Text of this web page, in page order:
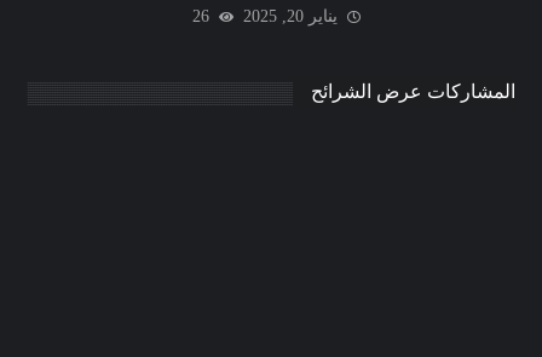
يناير 20, 2025
26
المشاركات عرض الشرائح